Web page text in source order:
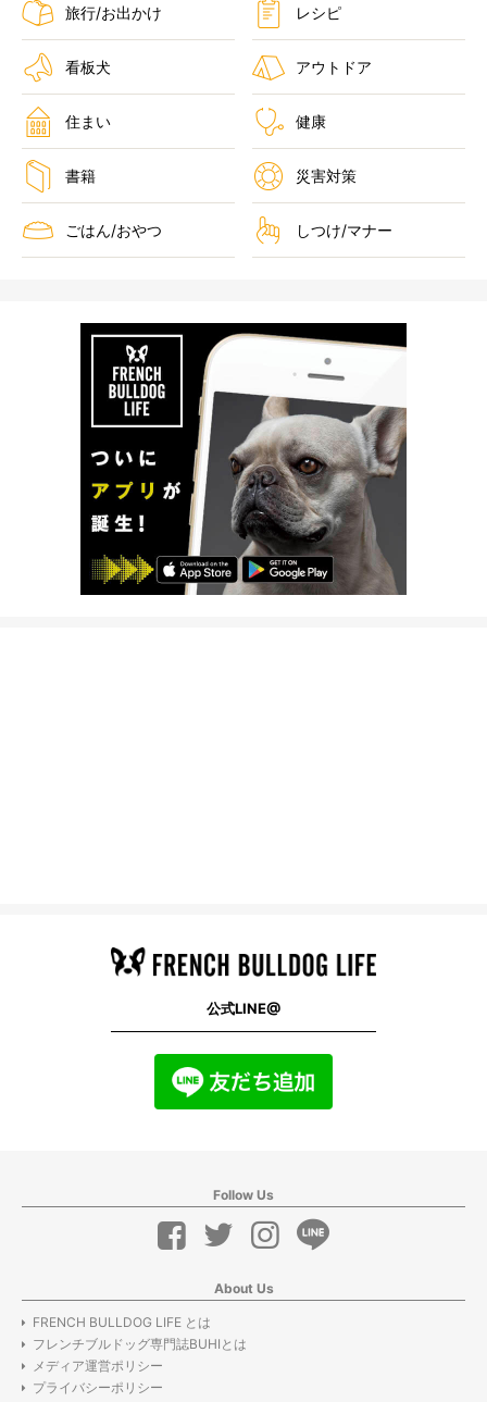
旅行/お出かけ レシピ
看板犬 アウトドア
住まい 健康
書籍 災害対策
ごはん/おやつ しつけ/マナー
公式LINE@
Follow Us
About Us
FRENCH BULLDOG LIFE とは
フレンチブルドッグ専門誌BUHIとは
メディア運営ポリシー
プライバシーポリシー